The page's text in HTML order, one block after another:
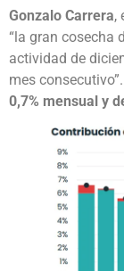
Gonzalo Carrera,
“la gran cosecha
actividad de
mes
0,7% mensual y